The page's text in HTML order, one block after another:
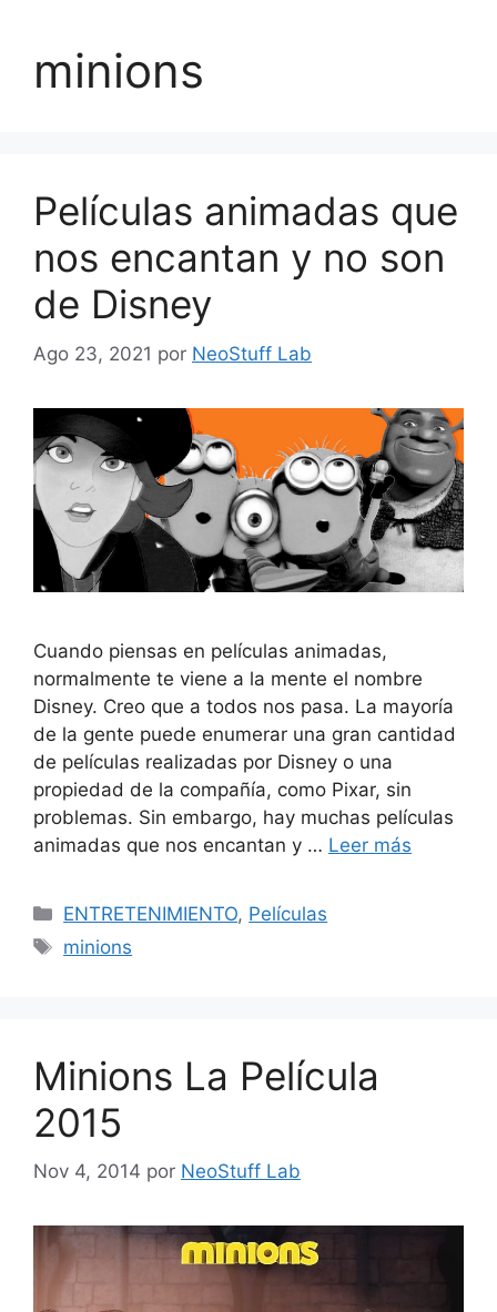
minions
Películas animadas que
nos encantan y no son
de Disney
Ago 23, 2021 por NeoStuff Lab
Cuando piensas en películas animadas,
normalmente te viene a la mente el nombre
Disney. Creo que a todos nos pasa. La mayoría
de la gente puede enumerar una gran cantidad
de películas realizadas por Disney o una
propiedad de la compañía, como Pixar, sin
problemas. Sin embargo, hay muchas películas
animadas que nos encantan y … Leer más
Categorías
ENTRETENIMIENTO, Películas
Etiquetas
minions
Minions La Película
2015
Nov 4, 2014 por NeoStuff Lab